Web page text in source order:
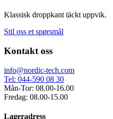
Klassisk droppkant täckt uppvik.
Stil oss et spørsmål
Kontakt oss
info@nordic-tech.com
Tel: 044-590 08 30
Mån-Tor: 08.00-16.00
Fredag: 08.00-15.00
Lageradress